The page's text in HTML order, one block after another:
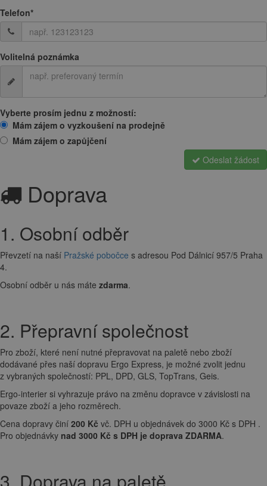
Telefon*
Volitelná poznámka
Vyberte prosím jednu z možností:
Mám zájem o vyzkoušení na prodejně
Mám zájem o zapůjčení
Odeslat žádost
Doprava
1. Osobní odběr
Převzetí na naší Pražské pobočce s adresou Pod Dálnicí 957/5 Praha
4.
Osobní odběr u nás máte zdarma.
2. Přepravní společnost
Pro zboží, které není nutné přepravovat na paletě nebo zboží
dodávané přes naší dopravu Ergo Express, je možné zvolit jednu
z vybraných společností: PPL, DPD, GLS, TopTrans, Geis.
Ergo-interier si vyhrazuje právo na změnu dopravce v závislosti na
povaze zboží a jeho rozměrech.
Cena dopravy činí 200 Kč vč. DPH u objednávek do 3000 Kč s DPH .
Pro objednávky nad 3000 Kč s DPH je doprava ZDARMA.
3. Doprava na paletě